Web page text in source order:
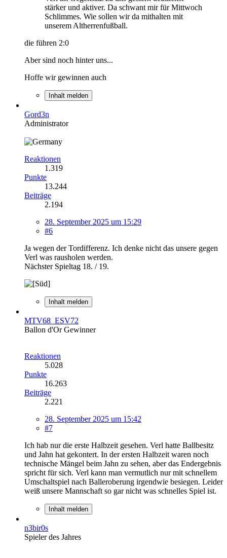
stärker und aktiver. Da schwant mir für Mittwoch
Schlimmes. Wie sollen wir da mithalten mit
unserem Altherrenfußball.
die führen 2:0
Aber sind noch hinter uns...
Hoffe wir gewinnen auch
Inhalt melden
Gord3n
Administrator
Reaktionen
1.319
Punkte
13.244
Beiträge
2.194
28. September 2025 um 15:29
#6
Ja wegen der Tordifferenz. Ich denke nicht das unsere gegen
Verl was rausholen werden.
Nächster Spieltag 18. / 19.
Inhalt melden
MTV68_ESV72
Ballon d'Or Gewinner
Reaktionen
5.028
Punkte
16.263
Beiträge
2.221
28. September 2025 um 15:42
#7
Ich hab nur die erste Halbzeit gesehen. Verl hatte Ballbesitz
und Jahn hat gekontert. In der ersten Halbzeit waren noch
technische Mängel beim Jahn zu sehen, aber das Endergebnis
spricht für sich. Verl kann man vermutlich nur mit schnellem
Umschaltspiel nach Balleroberung irgendwie besiegen. Leider
weiß unsere Mannschaft so gar nicht was schnelles Spiel ist.
Inhalt melden
n3bir0s
Spieler des Jahres